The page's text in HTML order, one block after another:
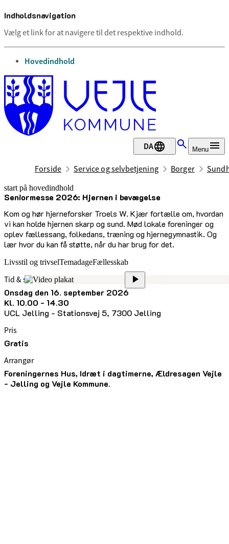
Indholdsnavigation
Vælg et link for at navigere til det respektive indhold.
gå til
Hovedindhold
DA Menu
Forside Service og selvbetjening Borger
start på hovedindhold
Seniormesse 2026: Hjernen i bevægelse
Kom og hør hjerneforsker Troels W. Kjær fortælle om, hvordan
vi kan holde hjernen skarp og sund. Mød lokale foreninger og
oplev fællessang, folkedans, træning og hjernegymnastik. Og
lær hvor du kan få støtte, når du har brug for det.
senest opdateret 4. august 2026
Livsstil og trivselTemadageFællesskab
Tid & sted
onsdag den 16. september 2026
kl. 10.00 - 14.30
UCL Jelling - Stationsvej 5, 7300 Jelling
Pris
Gratis
Arrangør
Foreningernes Hus, Idræt i dagtimerne, Ældresagen Vejle
- Jelling og Vejle Kommune.